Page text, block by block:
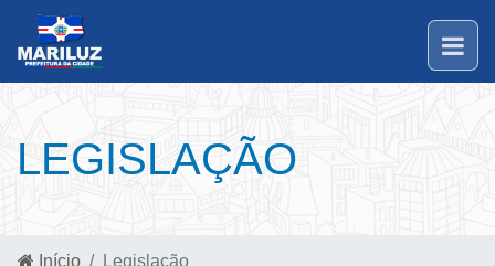
LEGISLAÇÃO
Início Legislação